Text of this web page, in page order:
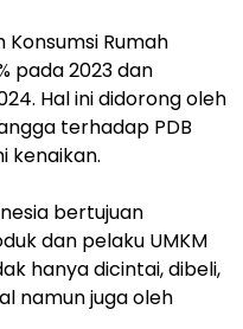
Konsumsi Rumah
pada 2023 dan
Hal ini didorong oleh
terhadap PDB
kenaikan.
bertujuan
dan pelaku UMKM
hanya dicintai, dibeli,
namun juga oleh